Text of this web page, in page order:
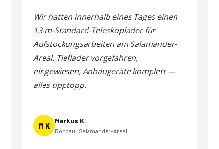
Wir hatten innerhalb eines Tages einen
13-m-Standard-Teleskoplader für
Aufstockungsarbeiten am Salamander-
Areal. Tieflader vorgefahren,
eingewiesen, Anbaugeräte komplett —
alles tipptopp.
M K Markus K.
Rohbau · Salamander-Areal